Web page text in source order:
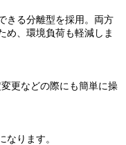
きる分離型を採用。両方
め、環境負荷も軽減しま
更などの際にも簡単に操
なります。